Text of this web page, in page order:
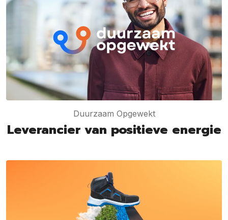
Duurzaam Opgewekt
Leverancier van positieve energie